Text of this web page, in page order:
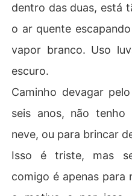
dentro das duas, está
o ar quente
vapor branco. Uso
escuro.
Caminho devagar
seis anos, não tenho
neve, ou para brincar
Isso é triste, mas
comigo é apenas para